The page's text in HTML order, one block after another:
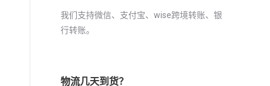
我们支持微信、支付宝、wise跨境转账、银
行转账。
物流几天到货？